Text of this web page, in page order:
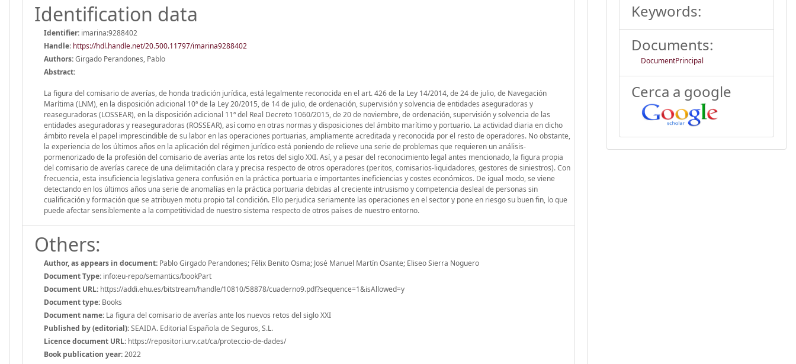
Identification data
Identifier: imarina:9288402
Handle: https://hdl.handle.net/20.500.11797/imarina9288402
Authors:Girgado Perandones, Pablo
Abstract:
La figura del comisario de averías, de honda tradición jurídica, está legalmente reconocida en el art. 426 de la Ley 14/2014, de 24 de julio, de Navegación
Marítima (LNM), en la disposición adicional 10ª de la Ley 20/2015, de 14 de julio, de ordenación, supervisión y solvencia de entidades aseguradoras y
reaseguradoras (LOSSEAR), en la disposición adicional 11ª del Real Decreto 1060/2015, de 20 de noviembre, de ordenación, supervisión y solvencia de las
entidades aseguradoras y reaseguradoras (ROSSEAR), así como en otras normas y disposiciones del ámbito marítimo y portuario. La actividad diaria en dicho
ámbito revela el papel imprescindible de su labor en las operaciones portuarias, ampliamente acreditada y reconocida por el resto de operadores. No obstante,
la experiencia de los últimos años en la aplicación del régimen jurídico está poniendo de relieve una serie de problemas que requieren un análisis-
pormenorizado de la profesión del comisario de averías ante los retos del siglo XXI. Así, y a pesar del reconocimiento legal antes mencionado, la figura propia
del comisario de averías carece de una delimitación clara y precisa respecto de otros operadores (peritos, comisarios-liquidadores, gestores de siniestros). Con
frecuencia, esta insuficiencia legislativa genera confusión en la práctica portuaria e importantes ineficiencias y costes económicos. De igual modo, se viene
detectando en los últimos años una serie de anomalías en la práctica portuaria debidas al creciente intrusismo y competencia desleal de personas sin
cualificación y formación que se atribuyen motu propio tal condición. Ello perjudica seriamente las operaciones en el sector y pone en riesgo su buen fin, lo que
puede afectar sensiblemente a la competitividad de nuestro sistema respecto de otros países de nuestro entorno.
Others:
Author, as appears in document: Pablo Girgado Perandones; Félix Benito Osma; José Manuel Martín Osante; Eliseo Sierra Noguero
Document Type: info:eu-repo/semantics/bookPart
Document URL: https://addi.ehu.es/bitstream/handle/10810/58878/cuaderno9.pdf?sequence=1&isAllowed=y
Document type: Books
Document name: La figura del comisario de averías ante los nuevos retos del siglo XXI
Published by (editorial):SEAIDA. Editorial Española de Seguros, S.L.
Licence document URL: https://repositori.urv.cat/ca/proteccio-de-dades/
Book publication year:2022
Keywords:
Documents:
DocumentPrincipal
Cerca a google